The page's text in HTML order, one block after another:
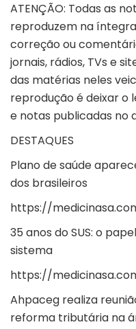
ATENÇÃO: Todas as
reproduzem na
correção ou
jornais, rádios, TVs e
das matérias neles
reprodução é deixar o
e notas publicadas no
DESTAQUES
Plano de saúde
dos brasileiros
https://
35 anos do SUS: o
sistema
https://
Ahpaceg realiza
reforma tributária na